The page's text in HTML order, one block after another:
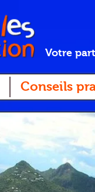
Votre
Conseils